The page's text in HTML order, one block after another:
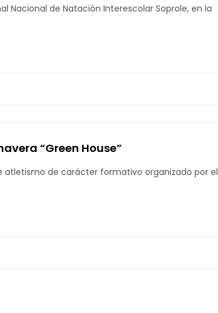
Nacional de Natación Interescolar Soprole, en la
“Green House”
atletismo de carácter formativo organizado por el